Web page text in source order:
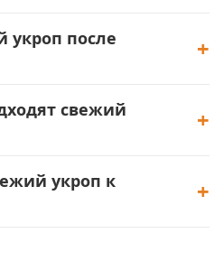
укроп после
свежий
укроп к